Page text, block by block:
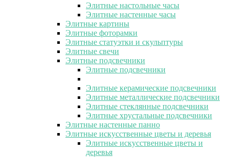
Элитные настольные часы
Элитные настенные часы
Элитные картины
Элитные фоторамки
Элитные статуэтки и скульптуры
Элитные свечи
Элитные подсвечники
Элитные подсвечники
Элитные керамические подсвечники
Элитные металлические подсвечники
Элитные стеклянные подсвечники
Элитные хрустальные подсвечники
Элитные настенные панно
Элитные искусственные цветы и деревья
Элитные искусственные цветы и
деревья